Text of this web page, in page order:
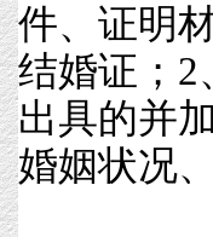
件、证明
结婚证；2
出具的并
婚姻状况